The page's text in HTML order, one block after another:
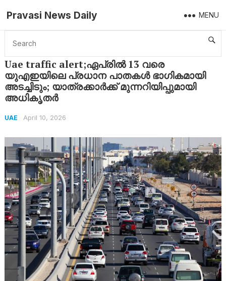
Pravasi News Daily MENU
Home UAE Uae traffic alert;ഏപ്രിൽ 13 വരെ യുഎഇയിലെ പ്രധാന പാതകൾ ഭാഗികമായി അടച്ചിടും; യാത്രക്കാർക്ക് മുന്നറിയിപ്പുമായി അധികൃതർ
Uae traffic alert;ഏപ്രിൽ 13 വരെ
യുഎഇയിലെ പ്രധാന പാതകൾ ഭാഗികമായി
അടച്ചിടും; യാത്രക്കാർക്ക് മുന്നറിയിപ്പുമായി
അധികൃതർ
UAE April 10, 2026